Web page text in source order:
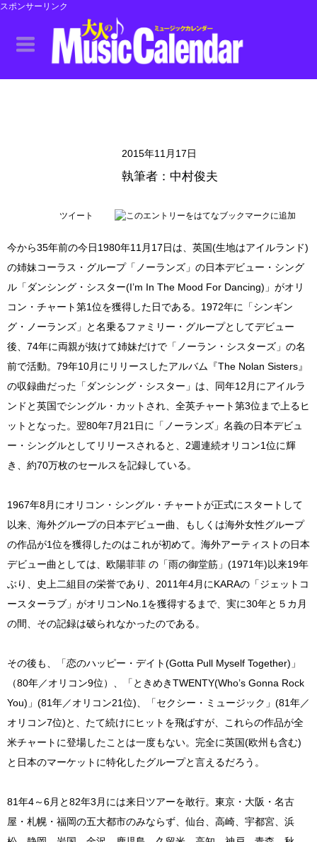
スポンサーリンク
2015年11月17日
執筆者：中村俊夫
ツイート
今から35年前の今日1980年11月17日は、英国(生地はアイルランド)
の姉妹コーラス・グループ「ノーランズ」の日本デビュー・シング
ル「ダンシング・シスター(I’m In The Mood For Dancing)」がオリ
コン・チャート第1位を獲得した日である。1972年に「シンギン
グ・ノーランズ」と名乗るファミリー・グループとしてデビュー
後、74年に両親が抜けて姉妹だけで「ノーラン・シスターズ」の名
前で活動。79年10月にリリースしたアルバム『The Nolan Sisters』
の収録曲だった「ダンシング・シスター」は、同年12月にアイルラ
ンドと英国でシングル・カットされ、全英チャート第3位まで上るヒ
ットとなった。翌80年7月21日に「ノーランズ」名義の日本デビュ
ー・シングルとしてリリースされると、2週連続オリコン1位に輝
き、約70万枚のセールスを記録している。
1967年8月にオリコン・シングル・チャートが正式にスタートして
以来、海外グループの日本デビュー曲、もしくは海外女性グループ
の作品が1位を獲得したのはこれが初めて。海外アーティストの日本
デビュー曲としては、欧陽菲菲 の「雨の御堂筋」(1971年)以来19年
ぶり、史上二組目の栄誉であり、2011年4月にKARAの「ジェットコ
ースターラブ」がオリコンNo.1を獲得するまで、実に30年と５カ月
の間、その記録は破られなかったのである。
その後も、「恋のハッピー・デイト(Gotta Pull Myself Together)」
（80年／オリコン9位）、「ときめきTWENTY(Who’s Gonna Rock
You)」(81年／オリコン21位)、「セクシー・ミュージック」(81年／
オリコン7位)と、たて続けにヒットを飛ばすが、これらの作品が全
米チャートに登場したことは一度もない。完全に英国(欧州も含む)
と日本のマーケットに特化したグループと言えるだろう。
81年4～6月と82年3月には来日ツアーを敢行。東京・大阪・名古
屋・札幌・福岡の五大都市のみならず、仙台、高崎、宇都宮、浜